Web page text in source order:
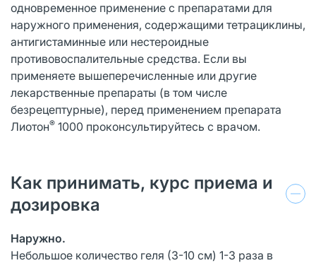
одновременное применение с препаратами для
наружного применения, содержащими тетрациклины,
антигистаминные или нестероидные
противовоспалительные средства. Если вы
применяете вышеперечисленные или другие
лекарственные препараты (в том числе
безрецептурные), перед применением препарата
Лиотон® 1000 проконсультируйтесь с врачом.
Как принимать, курс приема и
дозировка
Наружно.
Небольшое количество геля (3-10 см) 1-3 раза в